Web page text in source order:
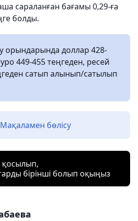
сараланған бағамы 0,29-ға
болды.
орындарында доллар 428-
449-455 теңгеден, ресей
сатып алынып/сатылып
Мақаламен бөлісу
қосылып,
бірінші болып оқыңыз